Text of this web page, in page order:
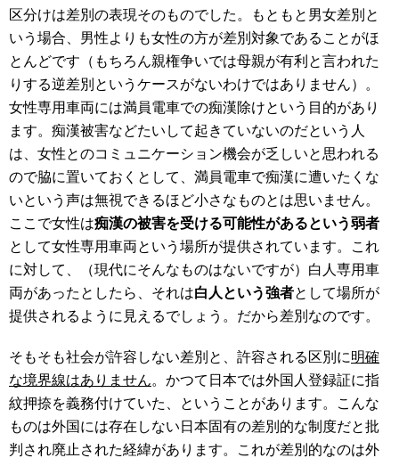
区分けは差別の表現そのものでした。もともと男女差別と
いう場合、男性よりも女性の方が差別対象であることがほ
とんどです（もちろん親権争いでは母親が有利と言われた
りする逆差別というケースがないわけではありません）。
女性専用車両には満員電車での痴漢除けという目的があり
ます。痴漢被害などたいして起きていないのだという人
は、女性とのコミュニケーション機会が乏しいと思われる
ので脇に置いておくとして、満員電車で痴漢に遭いたくな
いという声は無視できるほど小さなものとは思いません。
ここで女性は痴漢の被害を受ける可能性があるという弱者
として女性専用車両という場所が提供されています。これ
に対して、（現代にそんなものはないですが）白人専用車
両があったとしたら、それは白人という強者として場所が
提供されるように見えるでしょう。だから差別なのです。
そもそも社会が許容しない差別と、許容される区別に明確
な境界線はありません。かつて日本では外国人登録証に指
紋押捺を義務付けていた、ということがあります。こんな
ものは外国には存在しない日本固有の差別的な制度だと批
判され廃止された経緯があります。これが差別的なのは外